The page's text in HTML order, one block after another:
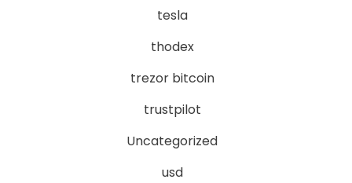
tesla
thodex
trezor bitcoin
trustpilot
Uncategorized
usd